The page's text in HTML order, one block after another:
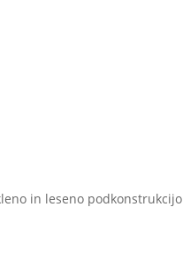
in leseno podkonstrukcijo